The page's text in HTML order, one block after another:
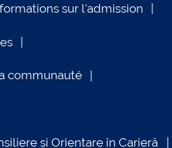
sur l'admission
communauté
și Orientare în Carieră